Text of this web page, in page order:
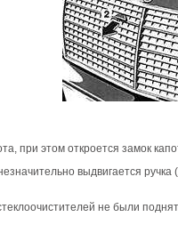
при этом откроется замок
выдвигается ручка
не были